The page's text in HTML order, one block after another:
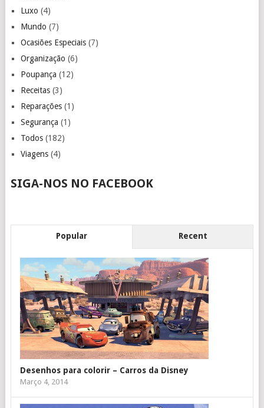
Luxo (4)
Mundo (7)
Ocasiões Especiais(7)
Organização (6)
Poupança (12)
Receitas(3)
Reparações(1)
Segurança (1)
Todos(182)
Viagens(4)
SIGA-NOS NO FACEBOOK
Popular Recent
Desenhos para colorir – Carros da Disney
Março 4, 2014